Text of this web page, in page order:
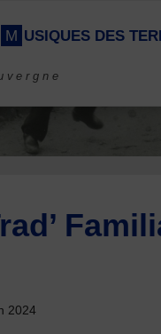
M USIQUES DES TER
2024